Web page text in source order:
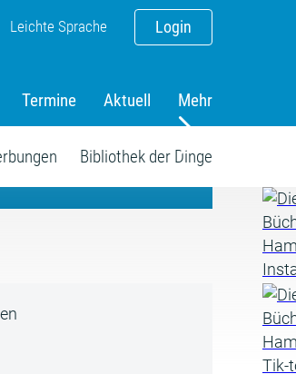
Login
Leichte Sprache
Termine Aktuell Mehr
Bibliothek der Dinge